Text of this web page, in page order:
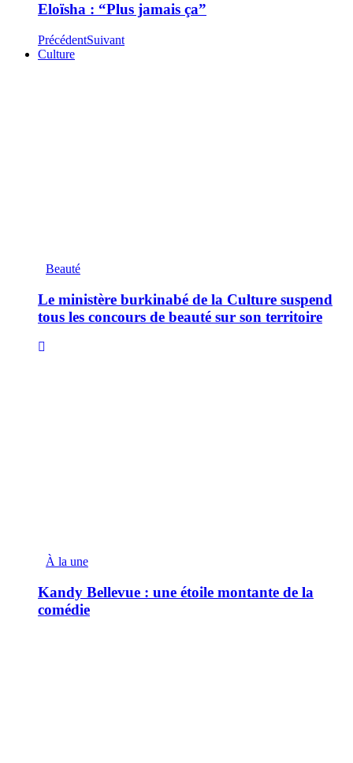
Eloïsha : “Plus jamais ça”
PrécédentSuivant
Culture
Beauté
Le ministère burkinabé de la Culture suspend
tous les concours de beauté sur son territoire
À la une
Kandy Bellevue : une étoile montante de la
comédie